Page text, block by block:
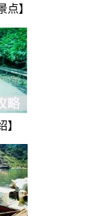
点】
】